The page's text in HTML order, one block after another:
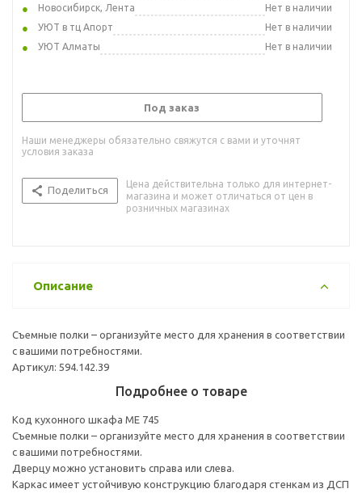
Новосибирск, Лента
Нет в наличии
УЮТ в тц Апорт
Нет в наличии
УЮТ Алматы
Нет в наличии
Под заказ
Наши менеджеры обязательно свяжутся с вами и уточнят
условия заказа
Поделиться
Цена действительна только для интернет-
магазина и может отличаться от цен в
розничных магазинах
Описание
Съемные полки – организуйте место для хранения в соответствии
с вашими потребностями.
Артикул: 594.142.39
Подробнее о товаре
Код кухонного шкафа ME 745
Съемные полки – организуйте место для хранения в соответствии
с вашими потребностями.
Дверцу можно установить справа или слева.
Каркас имеет устойчивую конструкцию благодаря стенкам из ДСП